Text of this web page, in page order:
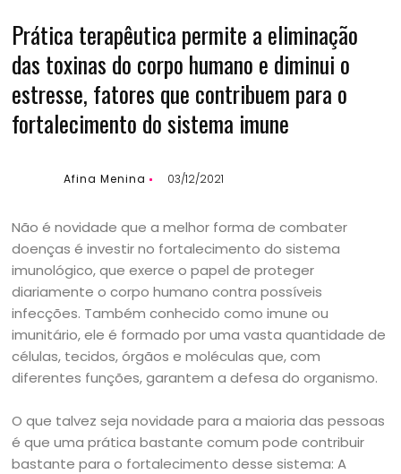
Prática terapêutica permite a eliminação
das toxinas do corpo humano e diminui o
estresse, fatores que contribuem para o
fortalecimento do sistema imune
Afina Menina 03/12/2021
Não é novidade que a melhor forma de combater
doenças é investir no fortalecimento do sistema
imunológico, que exerce o papel de proteger
diariamente o corpo humano contra possíveis
infecções. Também conhecido como imune ou
imunitário, ele é formado por uma vasta quantidade de
células, tecidos, órgãos e moléculas que, com
diferentes funções, garantem a defesa do organismo.
O que talvez seja novidade para a maioria das pessoas
é que uma prática bastante comum pode contribuir
bastante para o fortalecimento desse sistema: A